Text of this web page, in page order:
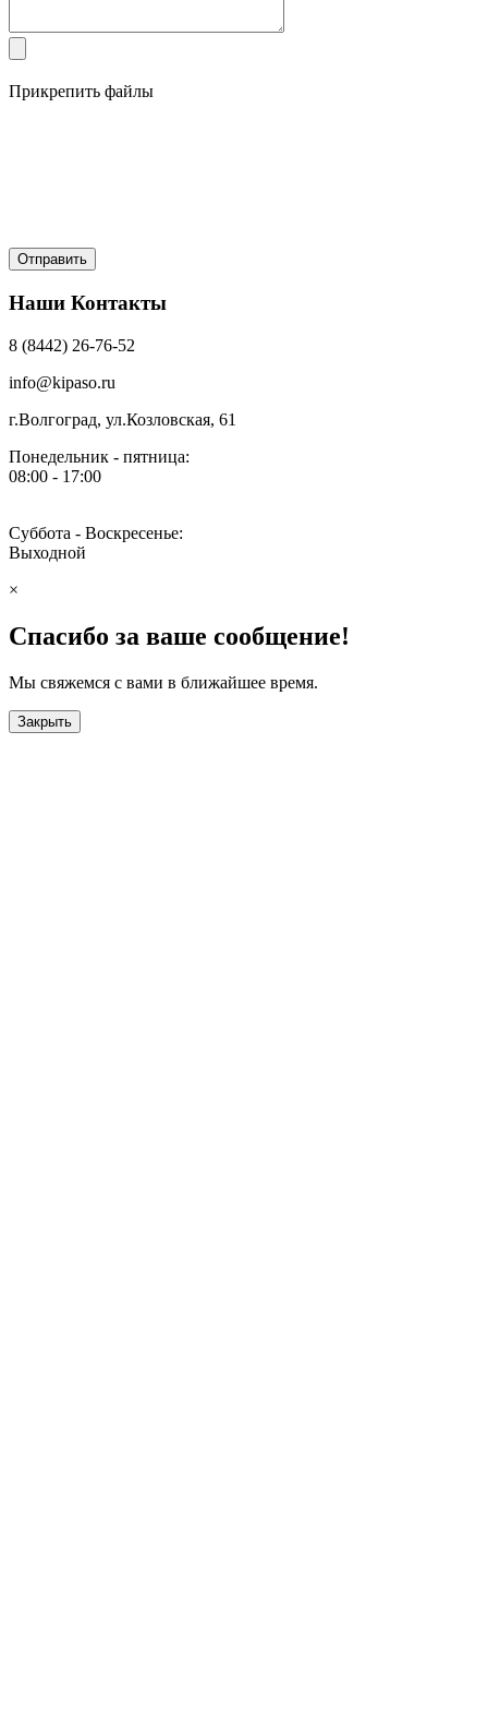
Прикрепить файлы
Наши Контакты
8 (8442) 26-76-52
info@kipaso.ru
г.Волгоград, ул.Козловская, 61
Понедельник - пятница:
08:00 - 17:00
Суббота - Воскресенье:
Выходной
×
Спасибо за ваше сообщение!
Мы свяжемся с вами в ближайшее время.
Закрыть